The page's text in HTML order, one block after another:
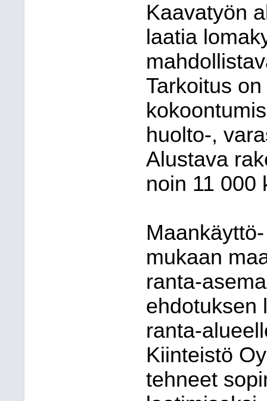
Kaavatyön
laatia
Tarkoitus
huolto-,
Alustava
noin 11 000
mukaan
ranta-
ehdotuksen
ranta-
Kiinteistö
tehneet